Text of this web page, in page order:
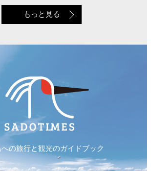
もっと見る
の旅行と観光のガイドブック